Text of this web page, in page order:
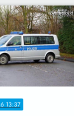
Symbolbild
13:37